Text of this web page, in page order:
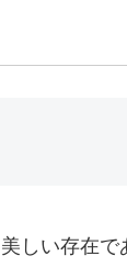
しい存在で